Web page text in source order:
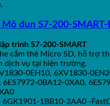
đun S7-200-
trình S7-200-SMART
cắm thẻ Micro SD, hỗ trợ
dịch vụ tại hiện trường.
0EH10, 6XV1830-
: 6ES7972-0BA12-0XA0,
6GK1901-1BB10-2AA0 -